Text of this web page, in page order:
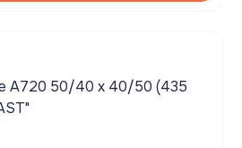
A720 50/40 х 40/50 (435